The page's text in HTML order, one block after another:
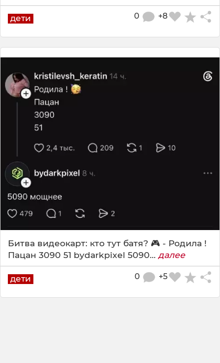
дети +8
0
Битва видеокарт: кто тут батя? 🎮 - Родила !
Пацан 3090 51 bydarkpixel 5090... далее
дети +5
0